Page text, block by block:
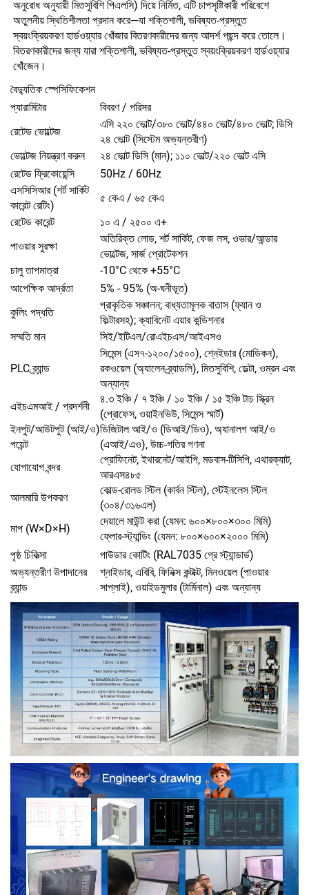
অনুরোধ অনুযায়ী মিতসুবিশি পিএলসি) দিয়ে নির্মিত, এটি চাপসৃষ্টিকারী পরিবেশে
অতুলনীয় স্থিতিশীলতা প্রদান করে—যা শক্তিশালী, ভবিষ্যত-প্রস্তুত
স্বয়ংক্রিয়করণ হার্ডওয়্যার খোঁজার বিতরণকারীদের জন্য আদর্শ পছন্দ করে তোলে।
বিতরণকারীদের জন্য যারা শক্তিশালী, ভবিষ্যত-প্রস্তুত স্বয়ংক্রিয়করণ হার্ডওয়্যার
খোঁজেন।
বৈদ্যুতিক স্পেসিফিকেশন
প্যারামিটার
বিবরণ / পরিসর
রেটেড ভোল্টেজ
এসি ২২০ ভোল্ট/৩৮০ ভোল্ট/৪৪০ ভোল্ট/৪৮০ ভোল্ট; ডিসি
২৪ ভোল্ট (সিস্টেম অভ্যন্তরীণ)
ভোল্টেজ নিয়ন্ত্রণ করুন
২৪ ভোল্ট ডিসি (মান); ১১০ ভোল্ট/২২০ ভোল্ট এসি
রেটেড ফ্রিকোয়েন্সি
50Hz / 60Hz
এসসিসিআর (শর্ট সার্কিট
কারেন্ট রেটিং)
৫ কেএ / ৬৫ কেএ
রেটেড কারেন্ট
১০ এ / ২৫০০ এ+
পাওয়ার সুরক্ষা
অতিরিক্ত লোড, শর্ট সার্কিট, ফেজ লস, ওভার/আন্ডার
ভোল্টেজ, সার্জ প্রোটেকশন
চালু তাপমাত্রা
-10°C থেকে +55°C
আপেক্ষিক আর্দ্রতা
5% - 95% (অ-ঘনীভূত)
কুলিং পদ্ধতি
প্রাকৃতিক সঞ্চালন; বাধ্যতামূলক বাতাস (ফ্যান ও
ফিল্টারসহ); ক্যাবিনেট এয়ার কন্ডিশনার
সম্মতি মান
সিই/ইটিএল/রোএইচএস/আইএসও
PLC ব্র্যান্ড
সিমেন্স (এস৭-১২০০/১৫০০), শ্নেইডার (মোডিকন),
রকওয়েল (অ্যালেন-ব্র্যাডলি), মিতসুবিশি, ডেল্টা, ওম্রন এবং
অন্যান্য
এইচএমআই / প্রদর্শনী
৪.৩ ইঞ্চি / ৭ ইঞ্চি / ১০ ইঞ্চি / ১৫ ইঞ্চি টাচ স্ক্রিন
(প্রোফেস, ওয়াইনভিউ, সিমেন্স স্মার্ট)
ইনপুট/আউটপুট (আই/ও)
পয়েন্ট
ডিজিটাল আই/ও (ডিআই/ডিও), অ্যানালগ আই/ও
(এআই/এও), উচ্চ-গতির গণনা
যোগাযোগ বন্দর
প্রোফিনেট, ইথারনেট/আইপি, মডবাস-টিসিপি, এথারক্যাট,
আরএস৪৮৫
আলমারি উপকরণ
কোল্ড-রোলড স্টিল (কার্বন স্টিল), স্টেইনলেস স্টিল
(৩০৪/৩১৬এল)
মাপ (W×D×H)
দেয়ালে মাউন্ট করা (যেমন: ৬০০×৮০০×৩০০ মিমি)
ফ্লোর-স্ট্যান্ডিং (যেমন: ৮০০×৬০০×২০০০ মিমি)
পৃষ্ঠ চিকিত্সা
পাউডার কোটিং (RAL7035 গ্রে স্ট্যান্ডার্ড)
অভ্যন্তরীণ উপাদানের
ব্র্যান্ড
শ্নাইডার, এবিবি, ফিনিক্স কন্টাক্ট, মিনওয়েল (পাওয়ার
সাপ্লাই), ওয়াইডমুলার (টার্মিনাল) এবং অন্যান্য